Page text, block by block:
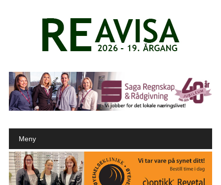
Main menu
Meny